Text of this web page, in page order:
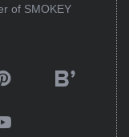
of SMOKEY